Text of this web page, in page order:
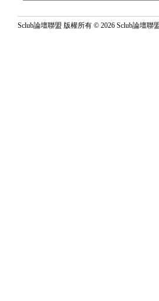
Sclub論壇聯盟 版權所有 © 2026 Sclub論壇聯